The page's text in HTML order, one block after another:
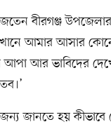
বীরগঞ্জ
আমার আসার
আপা আর ভাবিদের
জানতে হয়